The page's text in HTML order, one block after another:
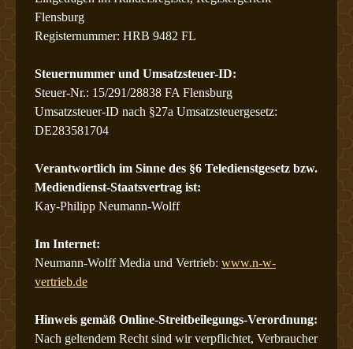
Flensburg
Registernummer: HRB 9482 FL
Steuernummer und Umsatzsteuer-ID:
Steuer-Nr.: 15/291/28838 FA Flensburg
Umsatzsteuer-ID nach §27a Umsatzsteuergesetz:
DE283581704
Verantwortlich im Sinne des §6 Teledienstgesetz bzw.
Mediendienst-Staatsvertrag ist:
Kay-Philipp Neumann-Wolff
Im Internet:
Neumann-Wolff Media und Vertrieb: www.n-w-
vertrieb.de
Hinweis gemäß Online-Streitbeilegungs-Verordnung:
Nach geltendem Recht sind wir verpflichtet, Verbraucher